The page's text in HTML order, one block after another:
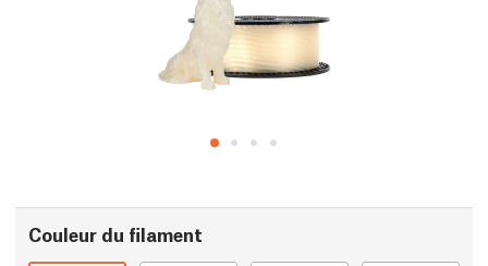
Couleur du filament